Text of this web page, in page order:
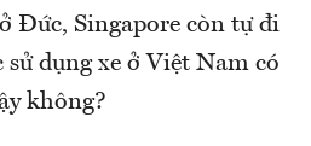
Đức, Singapore còn tự đi
dụng xe ở Việt Nam có
không?